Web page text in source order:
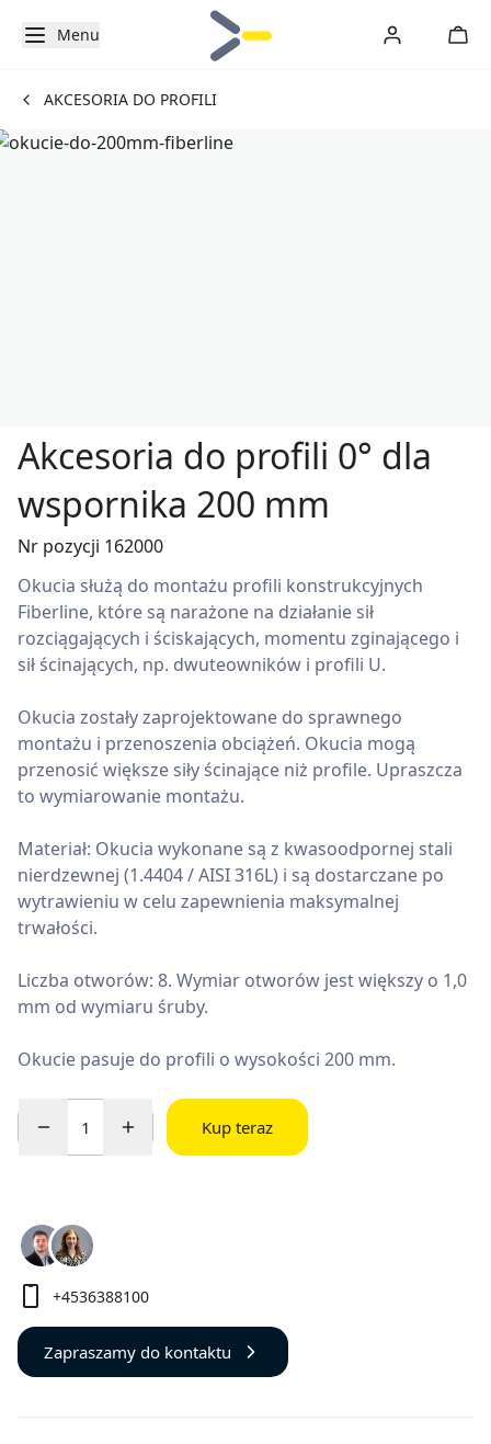
Menu
AKCESORIA DO PROFILI
Akcesoria do profili 0° dla
wspornika 200 mm
Nr pozycji 162000
Okucia służą do montażu profili konstrukcyjnych
Fiberline, które są narażone na działanie sił
rozciągających i ściskających, momentu zginającego i
sił ścinających, np. dwuteowników i profili U.
Okucia zostały zaprojektowane do sprawnego
montażu i przenoszenia obciążeń. Okucia mogą
przenosić większe siły ścinające niż profile. Upraszcza
to wymiarowanie montażu.
Materiał: Okucia wykonane są z kwasoodpornej stali
nierdzewnej (1.4404 / AISI 316L) i są dostarczane po
wytrawieniu w celu zapewnienia maksymalnej
trwałości.
Liczba otworów: 8. Wymiar otworów jest większy o 1,0
mm od wymiaru śruby.
Okucie pasuje do profili o wysokości 200 mm.
Kup teraz
+4536388100
Zapraszamy do kontaktu